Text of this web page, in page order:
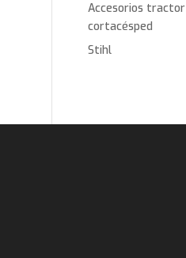
Accesorios tractor
cortacésped
Stihl